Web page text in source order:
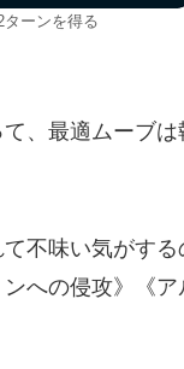
ターンを得る
、最適ムーブ
不味い気がす
への侵攻》《